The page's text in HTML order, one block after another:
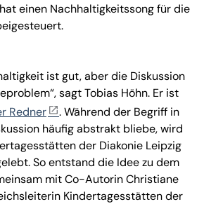
einen Nachhaltigkeitssong für die
ist gut, aber die Diskussion
sagt Tobias Höhn. Er ist
Redner
. Während der Begriff in
häufig abstrakt bliebe, wird
der Diakonie Leipzig
So entstand die Idee zu dem
mit Co-Autorin Christiane
Kindertagesstätten der